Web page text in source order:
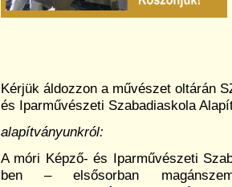
Kérjük áldozzon a művészet oltárán
és Iparművészeti Szabadiaskola
alapítványunkról:
A móri Képző- és Iparművészeti
ben – elsősorban